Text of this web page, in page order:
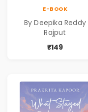
Reddy Rajput |
Pre-Order
E-BOOK
By Deepika Reddy
Rajput
₹149